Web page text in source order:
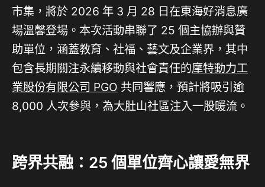
市集，將於 2026 年 3 月 28 日在東海好消息廣
場溫馨登場。本次活動串聯了 25 個主協辦與贊
助單位，涵蓋教育、社福、藝文及企業界，其中
包含長期關注永續移動與社會責任的摩特動力工
業股份有限公司 PGO 共同響應，預計將吸引逾
8,000 人次參與，為大肚山社區注入一股暖流。
跨界共融：25 個單位齊心讓愛無界